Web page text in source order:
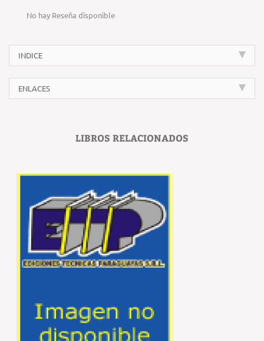
No hay Reseña disponible
INDICE
ENLACES
LIBROS RELACIONADOS